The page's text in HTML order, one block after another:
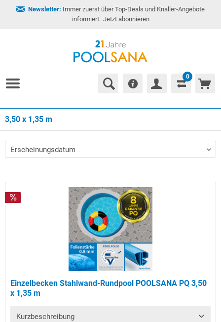
Newsletter: Immer zuerst über Top-Deals und Knaller-Angebote
informiert. Jetzt abonnieren
0
3,50 x 1,35 m
Einzelbecken Stahlwand-Rundpool POOLSANA PQ 3,50
x 1,35 m
Kurzbeschreibung